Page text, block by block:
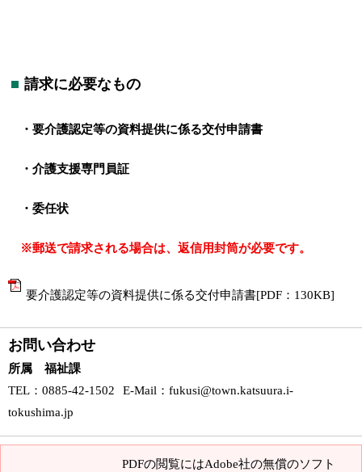
請求に必要なもの
・要介護認定等の資料提供に係る交付申請書
・介護支援専門員証
・委任状
※郵送で請求される場合は、返信用封筒が必要です。
要介護認定等の資料提供に係る交付申請書[PDF：130KB]
お問い合わせ
所属 福祉課
TEL ：0885-42-1502 E-Mail ： fukusi@town.katsuura.i-
tokushima.jp
PDFの閲覧にはAdobe社の無償のソフト